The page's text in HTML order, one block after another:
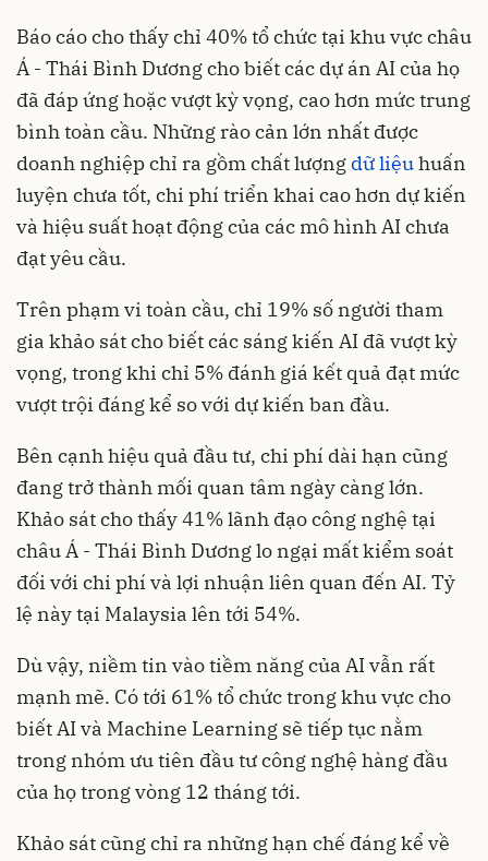
Báo cáo cho thấy chỉ 40% tổ chức tại khu vực châu
Á - Thái Bình Dương cho biết các dự án AI của họ
đã đáp ứng hoặc vượt kỳ vọng, cao hơn mức trung
bình toàn cầu. Những rào cản lớn nhất được
doanh nghiệp chỉ ra gồm chất lượng dữ liệuhuấn
luyện chưa tốt, chi phí triển khai cao hơn dự kiến
và hiệu suất hoạt động của các mô hình AI chưa
đạt yêu cầu.
Trên phạm vi toàn cầu, chỉ 19% số người tham
gia khảo sát cho biết các sáng kiến AI đã vượt kỳ
vọng, trong khi chỉ 5% đánh giá kết quả đạt mức
vượt trội đáng kể so với dự kiến ban đầu.
Bên cạnh hiệu quả đầu tư, chi phí dài hạn cũng
đang trở thành mối quan tâm ngày càng lớn.
Khảo sát cho thấy 41% lãnh đạo công nghệ tại
châu Á - Thái Bình Dương lo ngại mất kiểm soát
đối với chi phí và lợi nhuận liên quan đến AI. Tỷ
lệ này tại Malaysia lên tới 54%.
Dù vậy, niềm tin vào tiềm năng của AI vẫn rất
mạnh mẽ. Có tới 61% tổ chức trong khu vực cho
biết AI và Machine Learning sẽ tiếp tục nằm
trong nhóm ưu tiên đầu tư công nghệ hàng đầu
của họ trong vòng 12 tháng tới.
Khảo sát cũng chỉ ra những hạn chế đáng kể về